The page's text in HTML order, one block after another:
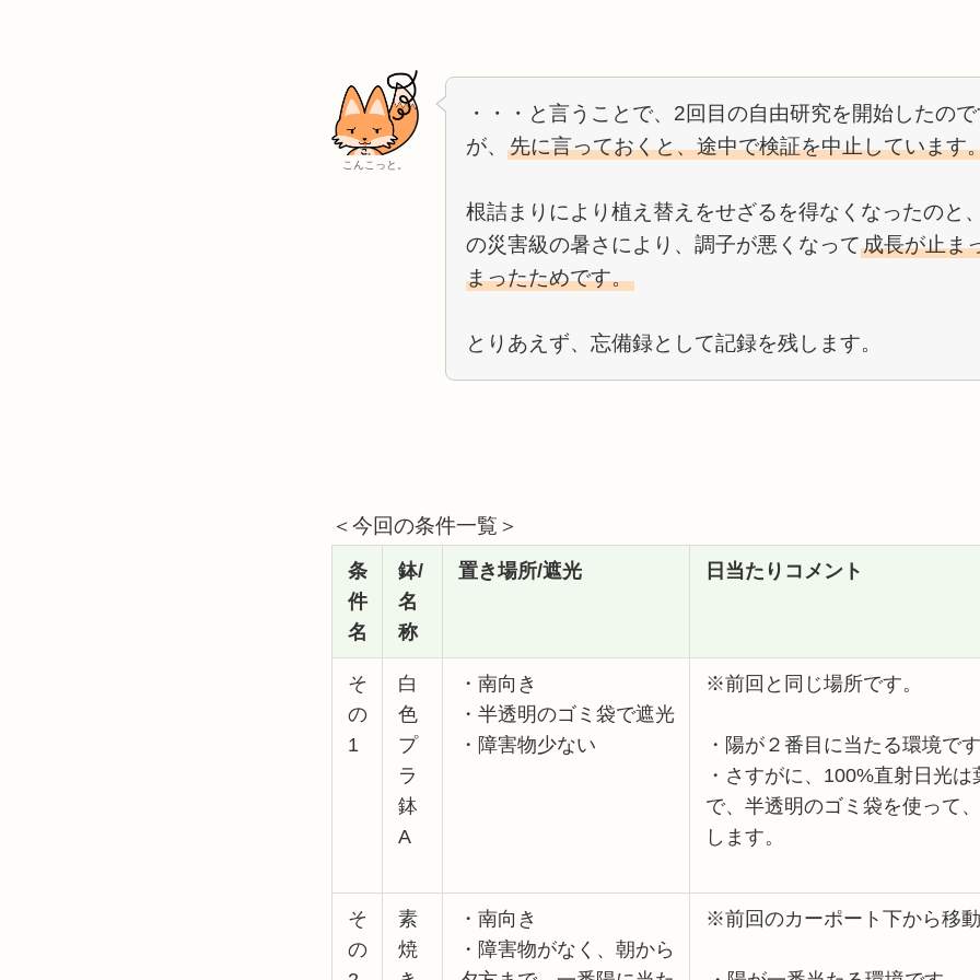
こんこっと。
・・・と言うことで、2回目の自由研究を開始したの
が、 先に言っておくと、途中で検証を中止しています
根詰まりにより植え替えをせざるを得なくなったのと
の災害級の暑さにより、調子が悪くなって成長が止ま
まったためです。
とりあえず、忘備録として記録を残します。
＜今回の条件一覧＞
条
件
名
鉢/
名
称
置き場所/遮光 日当たりコメント
そ
の
1
白
色
プ
ラ
鉢
A
・南向き
・半透明のゴミ袋で遮光
・障害物少ない
※前回と同じ場所です。
・陽が２番目に当たる環境です
・さすがに、100%直射日光
で、半透明のゴミ袋を使って
します。
そ
の
素
焼
・南向き
・障害物がなく、朝から
※前回のカーポート下から移動